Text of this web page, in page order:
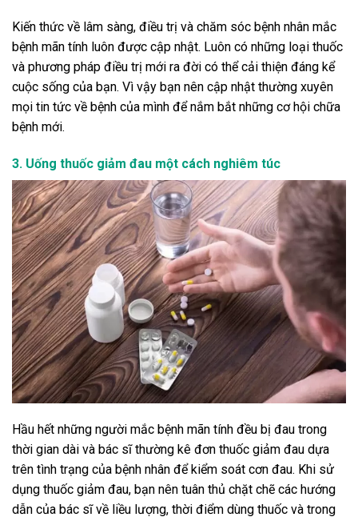
Kiến thức về lâm sàng, điều trị và chăm sóc bệnh nhân mắc
bệnh mãn tính luôn được cập nhật. Luôn có những loại thuốc
và phương pháp điều trị mới ra đời có thể cải thiện đáng kể
cuộc sống của bạn. Vì vậy bạn nên cập nhật thường xuyên
mọi tin tức về bệnh của mình để nắm bắt những cơ hội chữa
bệnh mới.
3. Uống thuốc giảm đau một cách nghiêm túc
Hầu hết những người mắc bệnh mãn tính đều bị đau trong
thời gian dài và bác sĩ thường kê đơn thuốc giảm đau dựa
trên tình trạng của bệnh nhân để kiểm soát cơn đau. Khi sử
dụng thuốc giảm đau, bạn nên tuân thủ chặt chẽ các hướng
dẫn của bác sĩ về liều lượng, thời điểm dùng thuốc và trong